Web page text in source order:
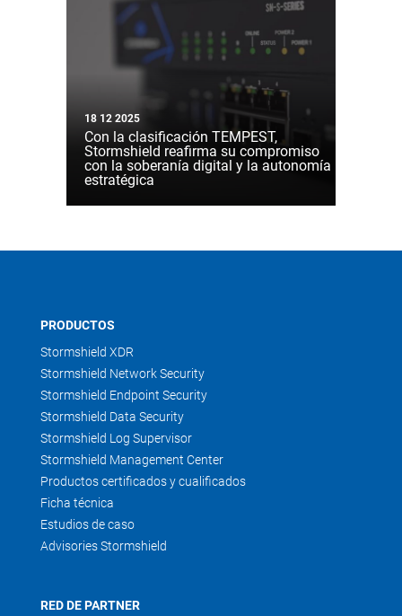
18 12 2025
Con la clasificación TEMPEST,
Stormshield reafirma su compromiso
con la soberanía digital y la autonomía
estratégica
PRODUCTOS
Stormshield XDR
Stormshield Network Security
Stormshield Endpoint Security
Stormshield Data Security
Stormshield Log Supervisor
Stormshield Management Center
Productos certificados y cualificados
Ficha técnica
Estudios de caso
Advisories Stormshield
RED DE PARTNER